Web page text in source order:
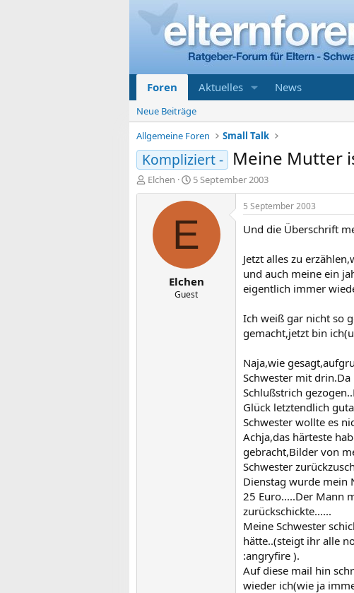
Foren Aktuelles News
Neue Beiträge
Allgemeine Foren
Small Talk
Kompliziert - Meine Mutter
E
r
Elchen
E
r
s
e
l
t
a
m
5 September 2003
E
Elchen
Guest
5 September 2003
Und die Überschrift
Jetzt alles zu
und auch meine ein
eigentlich immer
Ich weiß gar nicht so
gemacht,jetzt bin
Naja,wie
Schwester mit
Schlußstrich
Glück letztendlich
Schwester wollte es
Achja,das härteste
gebracht,Bilder von
Schwester
Dienstag wurde mein
25 Euro.....Der Mann
zurückschickte......
Meine Schwester
hätte..(steigt ihr alle
:angryfire ).
Auf diese mail hin
wieder ich(wie ja